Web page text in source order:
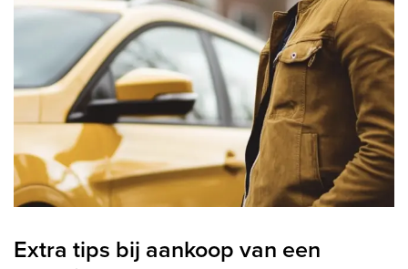
Extra tips bij aankoop van een